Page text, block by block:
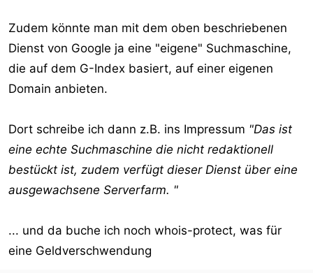
Zudem könnte man mit dem oben beschriebenen
Dienst von Google ja eine "eigene" Suchmaschine,
die auf dem G-Index basiert, auf einer eigenen
Domain anbieten.
Dort schreibe ich dann z.B. ins Impressum "Das ist
eine echte Suchmaschine die nicht redaktionell
bestückt ist, zudem verfügt dieser Dienst über eine
ausgewachsene Serverfarm. "
... und da buche ich noch whois-protect, was für
eine Geldverschwendung